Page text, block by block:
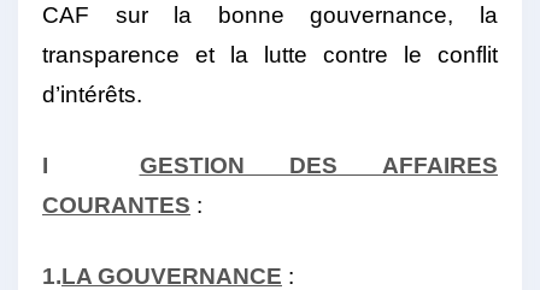
CAF sur la bonne gouvernance, la
transparence et la lutte contre le conflit
d’intérêts.
I GESTION DES AFFAIRES
COURANTES :
1.LA GOUVERNANCE :